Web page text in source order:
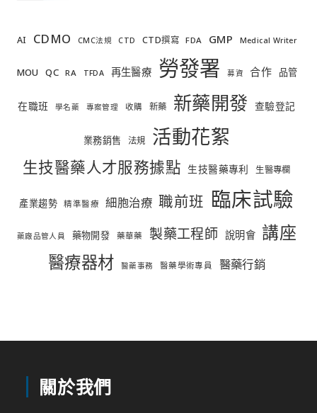
AI CDMO CMC法規 CTD CTD撰寫 FDA GMP Medical Writer
MOU QC RA TFDA 再生醫療 勞發署 募資 合作 品管
在職班 學名藥 專案管理 收購 新藥 新藥開發 查驗登記
業務銷售 法規 活動花絮
生技醫藥人才服務據點 生技醫藥專利 生醫專欄
產業趨勢 精準醫療 細胞治療 職前班 臨床試驗
藥廠品管人員 藥物開發 藥華藥 製藥工程師 說明會 講座
醫療器材 醫藥事務 醫藥學術專員 醫藥行銷
關於我們